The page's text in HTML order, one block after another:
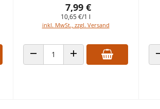
7,99 €
10,65 €/1 l
inkl. MwSt., zzgl. Versand
ANZAHL VERRINGERNANZAHL ERHÖHEN